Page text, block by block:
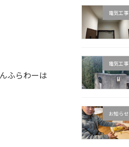
ふらわーは
電気工事
電気工事
お知らせ